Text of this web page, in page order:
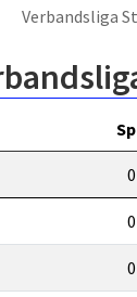
Verbandsliga
Sp
0
0
0